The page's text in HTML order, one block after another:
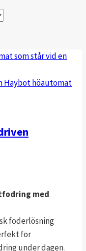
med
foderlösning
för
under dagen.